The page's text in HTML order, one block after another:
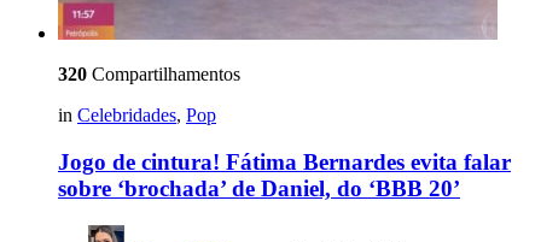
320 Compartilhamentos
in Celebridades, Pop
Jogo de cintura! Fátima Bernardes evita falar
sobre ‘brochada’ de Daniel, do ‘BBB 20’